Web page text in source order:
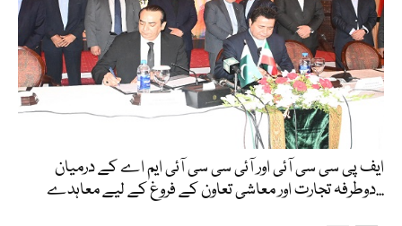
ایف پی سی سی آئی اور آئی سی سی آئی ایم اے کے درمیان
دوطرفہ تجارت اور معاشی تعاون کے فروغ کے لیے معاہدے...